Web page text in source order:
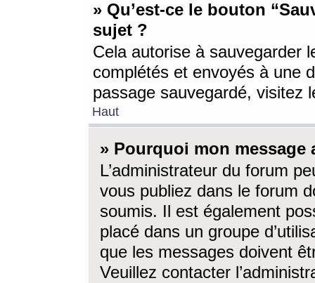
» Qu’est-ce le bouton
sujet ?
Cela autorise à sauvegarder
complétés et envoyés à une
passage sauvegardé, visitez
Haut
» Pourquoi mon message
L’administrateur du forum
vous publiez dans le forum
soumis. Il est également
placé dans un groupe
que les messages doivent
Veuillez contacter